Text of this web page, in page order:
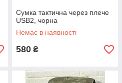
Сумка тактична через плече
USB2, чорна
Немає в наявності
580 ₴